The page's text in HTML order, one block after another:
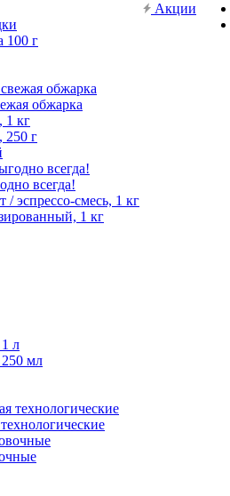
100 г
обжарка
1 кг
250 г
всегда!
/ эспрессо-смесь, 1 кг
1 кг
л
мл
Акции